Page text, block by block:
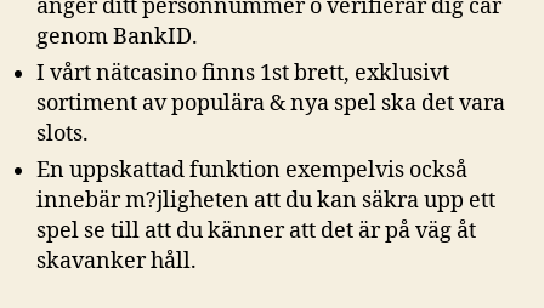
anger ditt personnummer o verifierar dig car
genom BankID.
I vårt nätcasino finns 1st brett, exklusivt
sortiment av populära & nya spel ska det vara
slots.
En uppskattad funktion exempelvis också
innebär m?jligheten att du kan säkra upp ett
spel se till att du känner att det är på väg åt
skavanker håll.